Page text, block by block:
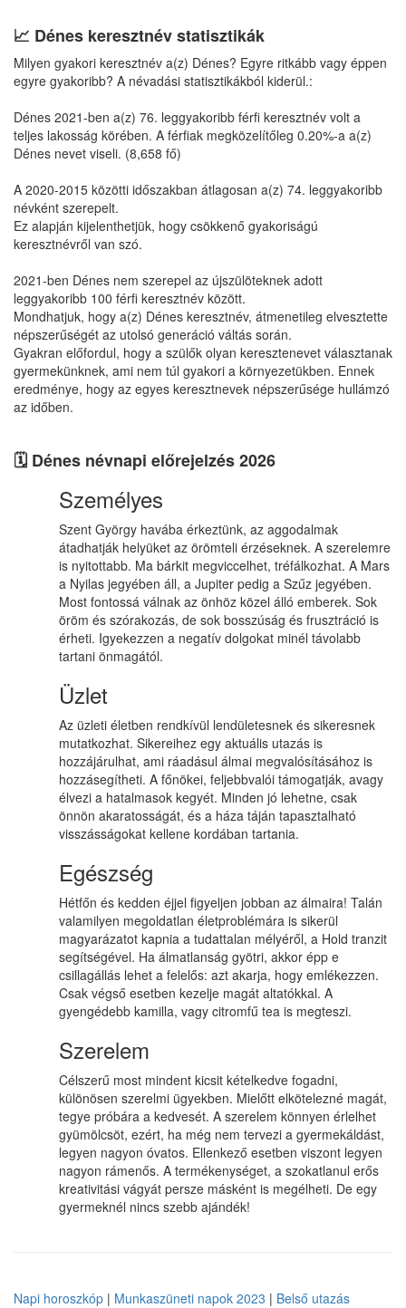
📈 Dénes keresztnév statisztikák
Milyen gyakori keresztnév a(z) Dénes? Egyre ritkább vagy éppen
egyre gyakoribb? A névadási statisztikákból kiderül.:
Dénes 2021-ben a(z) 76. leggyakoribb férfi keresztnév volt a
teljes lakosság körében. A férfiak megközelítőleg 0.20%-a a(z)
Dénes nevet viseli. (8,658 fő)
A 2020-2015 közötti időszakban átlagosan a(z) 74. leggyakoribb
névként szerepelt.
Ez alapján kijelenthetjük, hogy csökkenő gyakoriságú
keresztnévről van szó.
2021-ben Dénes nem szerepel az újszülöteknek adott
leggyakoribb 100 férfi keresztnév között.
Mondhatjuk, hogy a(z) Dénes keresztnév, átmenetileg elvesztette
népszerűségét az utolsó generáció váltás során.
Gyakran előfordul, hogy a szülők olyan keresztenevet választanak
gyermekünknek, ami nem túl gyakori a környezetükben. Ennek
eredménye, hogy az egyes keresztnevek népszerűsége hullámzó
az időben.
🗓️ Dénes névnapi előrejelzés 2026
Személyes
Szent György havába érkeztünk, az aggodalmak
átadhatják helyüket az örömteli érzéseknek. A szerelemre
is nyitottabb. Ma bárkit megviccelhet, tréfálkozhat. A Mars
a Nyilas jegyében áll, a Jupiter pedig a Szűz jegyében.
Most fontossá válnak az önhöz közel álló emberek. Sok
öröm és szórakozás, de sok bosszúság és frusztráció is
érheti. Igyekezzen a negatív dolgokat minél távolabb
tartani önmagától.
Üzlet
Az üzleti életben rendkívül lendületesnek és sikeresnek
mutatkozhat. Sikereihez egy aktuális utazás is
hozzájárulhat, ami ráadásul álmai megvalósításához is
hozzásegítheti. A főnökei, feljebbvalói támogatják, avagy
élvezi a hatalmasok kegyét. Minden jó lehetne, csak
önnön akaratosságát, és a háza táján tapasztalható
visszásságokat kellene kordában tartania.
Egészség
Hétfőn és kedden éjjel figyeljen jobban az álmaira! Talán
valamilyen megoldatlan életproblémára is sikerül
magyarázatot kapnia a tudattalan mélyéről, a Hold tranzit
segítségével. Ha álmatlanság gyötri, akkor épp e
csillagállás lehet a felelős: azt akarja, hogy emlékezzen.
Csak végső esetben kezelje magát altatókkal. A
gyengédebb kamilla, vagy citromfű tea is megteszi.
Szerelem
Célszerű most mindent kicsit kételkedve fogadni,
különösen szerelmi ügyekben. Mielőtt elkötelezné magát,
tegye próbára a kedvesét. A szerelem könnyen érlelhet
gyümölcsöt, ezért, ha még nem tervezi a gyermekáldást,
legyen nagyon óvatos. Ellenkező esetben viszont legyen
nagyon rámenős. A termékenységet, a szokatlanul erős
kreativitási vágyát persze másként is megélheti. De egy
gyermeknél nincs szebb ajándék!
Napi horoszkóp | Munkaszüneti napok 2023 | Belső utazás